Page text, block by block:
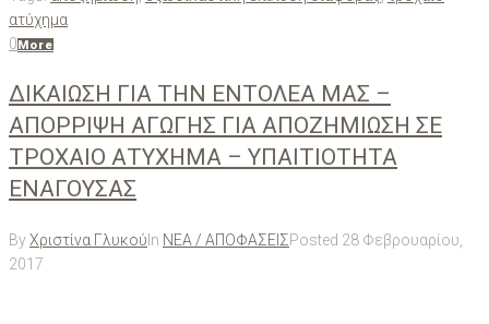
ατύχημα
0 More
ΔΙΚΑΙΩΣΗ ΓΙΑ ΤΗΝ ΕΝΤΟΛΕΑ ΜΑΣ –
ΑΠΟΡΡΙΨΗ ΑΓΩΓΗΣ ΓΙΑ ΑΠΟΖΗΜΙΩΣΗ ΣΕ
ΤΡΟΧΑΙΟ ΑΤΥΧΗΜΑ – ΥΠΑΙΤΙΟΤΗΤΑ
ΕΝΑΓΟΥΣΑΣ
ByΧριστίνα Γλυκού In ΝΕΑ / ΑΠΟΦΑΣΕΙΣPosted 28 Φεβρουαρίου,
2017